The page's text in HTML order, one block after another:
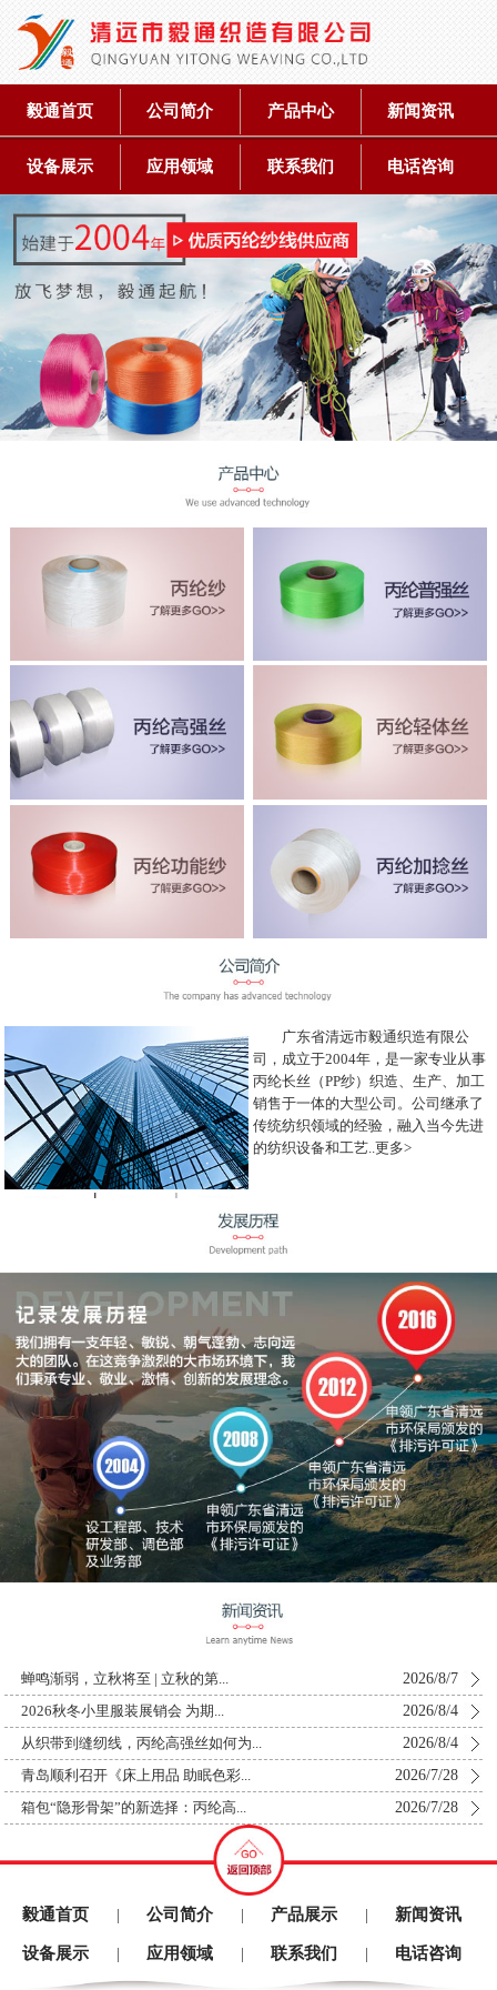
毅通首页 公司简介 产品中心 新闻资讯
设备展示 应用领域 联系我们 电话咨询
广东省清远市毅通织造有限公
司，成立于2004年，是一家专业从事
丙纶长丝（PP纱）织造、生产、加工
销售于一体的大型公司。公司继承了
传统纺织领域的经验，融入当今先进
的纺织设备和工艺..更多>
蝉鸣渐弱，立秋将至 | 立秋的第... 2026/8/7
2026秋冬小里服装展销会 为期... 2026/8/4
从织带到缝纫线，丙纶高强丝如何为... 2026/8/4
青岛顺利召开《床上用品 助眠色彩... 2026/7/28
箱包“隐形骨架”的新选择：丙纶高... 2026/7/28
毅通首页 公司简介 产品展示 新闻资讯
设备展示 应用领域 联系我们 电话咨询